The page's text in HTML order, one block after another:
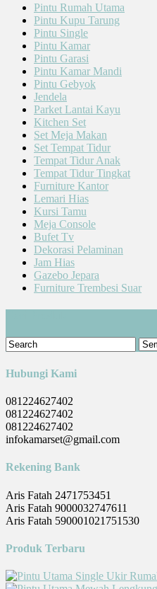
Pintu Rumah Utama
Pintu Kupu Tarung
Pintu Single
Pintu Kamar
Pintu Garasi
Pintu Kamar Mandi
Pintu Gebyok
Jendela
Parket Lantai Kayu
Kitchen Set
Set Meja Makan
Set Tempat Tidur
Tempat Tidur Anak
Tempat Tidur Tingkat
Furniture Kantor
Lemari Hias
Kursi Tamu
Meja Console
Bufet Tv
Dekorasi Pelaminan
Jam Hias
Gazebo Jepara
Furniture Trembesi Suar
Hubungi Kami
081224627402
081224627402
081224627402
infokamarset@gmail.com
Rekening Bank
Aris Fatah 2471753451
Aris Fatah 9000032747611
Aris Fatah 590001021751530
Produk Terbaru